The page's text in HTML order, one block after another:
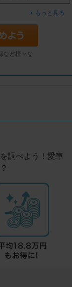
もっと見る
など様々な
調べよう！愛車